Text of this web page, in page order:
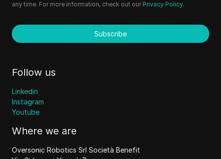
any time. For more information, check out our Privacy Policy.
Subscribe
Follow us
Linkedin
Instagram
Youtube
Where we are
Oversonic Robotics Srl Società Benefit